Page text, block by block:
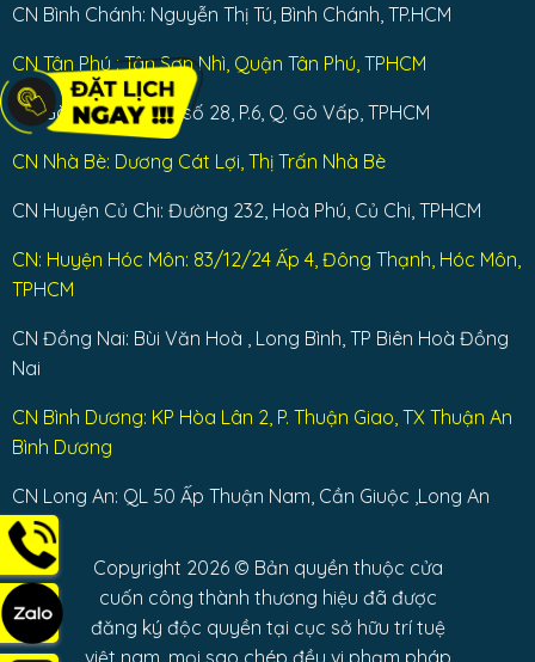
CN Bình Chánh: Nguyễn Thị Tú, Bình Chánh, TP.HCM
CN Tân Phú : Tân Sơn Nhì, Quận Tân Phú, TPHCM
CN Gò Vấp: Đường số 28, P.6, Q. Gò Vấp, TPHCM
CN Nhà Bè: Dương Cát Lợi, Thị Trấn Nhà Bè
CN Huyện Củ Chi: Đường 232, Hoà Phú, Củ Chi, TPHCM
CN: Huyện Hóc Môn: 83/12/24 Ấp 4, Đông Thạnh, Hóc Môn,
TPHCM
CN Đồng Nai: Bùi Văn Hoà , Long Bình, TP Biên Hoà Đồng
Nai
CN Bình Dương: KP Hòa Lân 2, P. Thuận Giao, TX Thuận An
Bình Dương
CN Long An: QL 50 Ấp Thuận Nam, Cần Giuộc ,Long An
Copyright 2026 © Bản quyền thuộc cửa
cuốn công thành thương hiệu đã được
đăng ký độc quyền tại cục sở hữu trí tuệ